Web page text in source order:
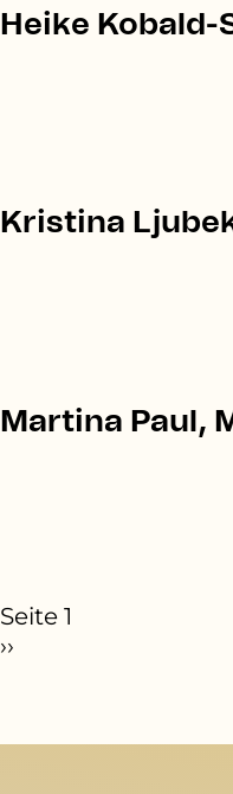
Heike Kobald-
Kristina
Martina Paul,
Seite 1
››